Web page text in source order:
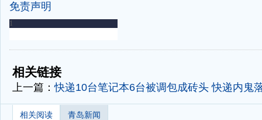
免责声明
-
相关链接
上一篇：快递10台笔记本6台被调包成砖头 快递内鬼
相关阅读 青岛新闻